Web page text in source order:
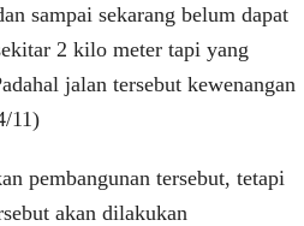
sampai sekarang belum dapat
2 kilo meter tapi yang
jalan tersebut kewenangan
11)
pembangunan tersebut, tetapi
akan dilakukan